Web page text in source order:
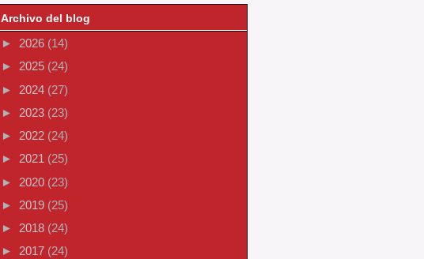
Archivo del blog
► 2026 (14)
► 2025 (24)
► 2024 (27)
► 2023 (23)
► 2022 (24)
► 2021 (25)
► 2020 (23)
► 2019 (25)
► 2018 (24)
► 2017 (24)